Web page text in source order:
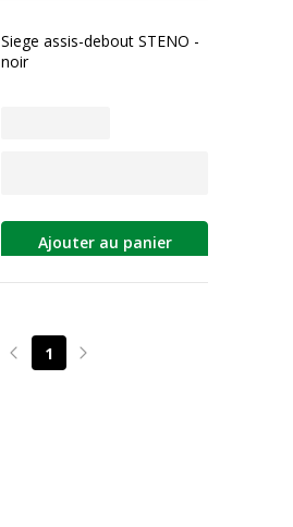
Siege assis-debout STENO -
noir
Ajouter au panier
Page précédente
1 Page suivante